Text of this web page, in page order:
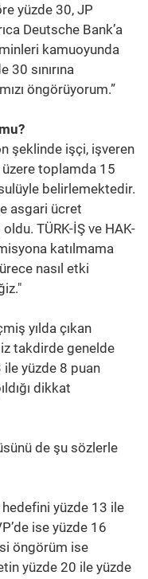
yüzde 30, JP
Deutsche Bank’a
kamuoyunda
sınırına
öngörüyorum.”
şeklinde işçi, işveren
üzere toplamda 15
belirlemektedir.
asgari ücret
TÜRK-İŞ ve HAK-
katılmama
nasıl etki
yılda çıkan
takdirde genelde
yüzde 8 puan
dikkat
de şu sözlerle
yüzde 13 ile
ise yüzde 16
öngörüm ise
yüzde 20 ile yüzde